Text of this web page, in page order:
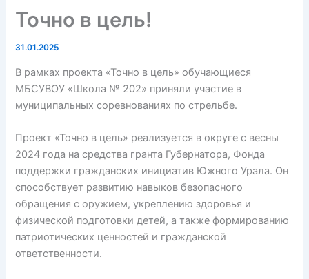
Точно в цель!
31.01.2025
В рамках проекта «Точно в цель» обучающиеся
МБСУВОУ «Школа № 202» приняли участие в
муниципальных соревнованиях по стрельбе.
Проект «Точно в цель» реализуется в округе с весны
2024 года на средства гранта Губернатора, Фонда
поддержки гражданских инициатив Южного Урала. Он
способствует развитию навыков безопасного
обращения с оружием, укреплению здоровья и
физической подготовки детей, а также формированию
патриотических ценностей и гражданской
ответственности.